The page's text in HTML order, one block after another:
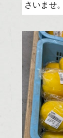
さいませ。